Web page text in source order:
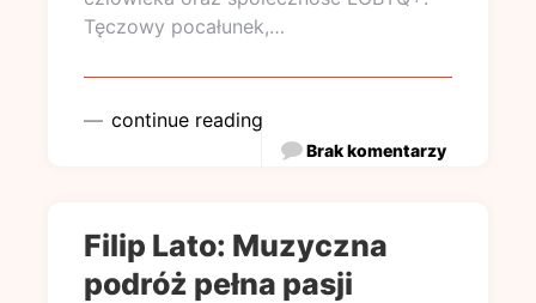
Tęczowy pocałunek,…
continue reading
Brak komentarzy
Filip Lato: Muzyczna
podróż pełna pasji